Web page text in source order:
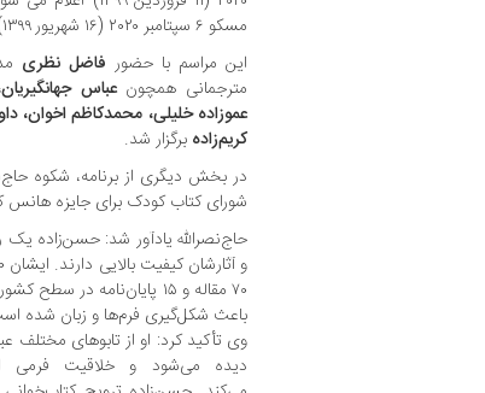
مسکو ۶ سپتامبر ۲۰۲۰ (۱۶ شهریور ۱۳۹۹) اهدا می شود.
این مراسم با حضور فاضل نظری
مترجمانی همچونعباس
عموزاده خلیلی، محمدکاظم اخوان،
کریم‌زاده برگزار شد.
در بخش دیگری از برنامه، شکوه
شورای کتاب کودک برای جایزه هانس
حاج‌نصرالله یادآور شد: حسن‌زاده یک
۷۰ مقاله و ۱۵ پایان‌نامه
باعث شکل‌گیری فرم‌ها و زبان شده
وی تأکید کرد: او از تابوهای مختلف
دیده می‌شود و خلاقیت